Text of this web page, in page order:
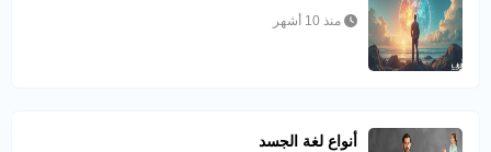
منذ 10 أشهر
أنواع لغة الجسد